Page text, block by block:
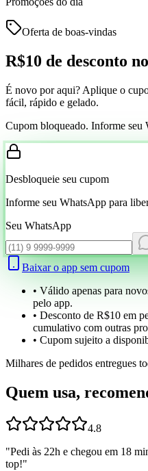
Oferta de boas-vindas
R$10 de desconto
É novo por aqui? Aplique o
fácil, rápido e gelado.
Cupom bloqueado. Informe seu
Desbloqueie seu cupom
Informe seu WhatsApp para
Seu WhatsApp
Baixar o app sem cupom
• Válido apenas para
pelo app.
• Desconto de R$10 em
cumulativo com outras
• Cupom sujeito a
Milhares de pedidos entregues
Quem usa,
4.8
"Pedi às 22h e chegou em 18
top!"